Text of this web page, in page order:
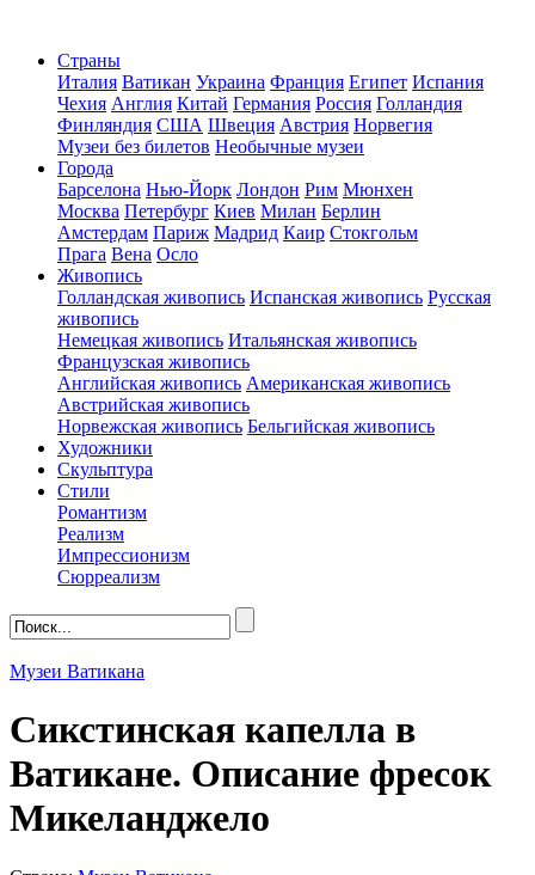
Страны
Италия Ватикан Украина Франция Египет Испания
Чехия Англия Китай Германия Россия Голландия
Финляндия США Швеция Австрия Норвегия
Музеи без билетов Необычные музеи
Города
Барселона Нью-Йорк Лондон Рим Мюнхен
Москва Петербург Киев Милан Берлин
Амстердам Париж Мадрид Каир Стокгольм
Прага Вена Осло
Живопись
Голландская живопись Испанская живопись Русская
живопись
Немецкая живопись Итальянская живопись
Французская живопись
Английская живопись Американская живопись
Австрийская живопись
Норвежская живопись Бельгийская живопись
Художники
Скульптура
Стили
Романтизм
Реализм
Импрессионизм
Сюрреализм
Музеи Ватикана
Сикстинская капелла в
Ватикане. Описание фресок
Микеланджело